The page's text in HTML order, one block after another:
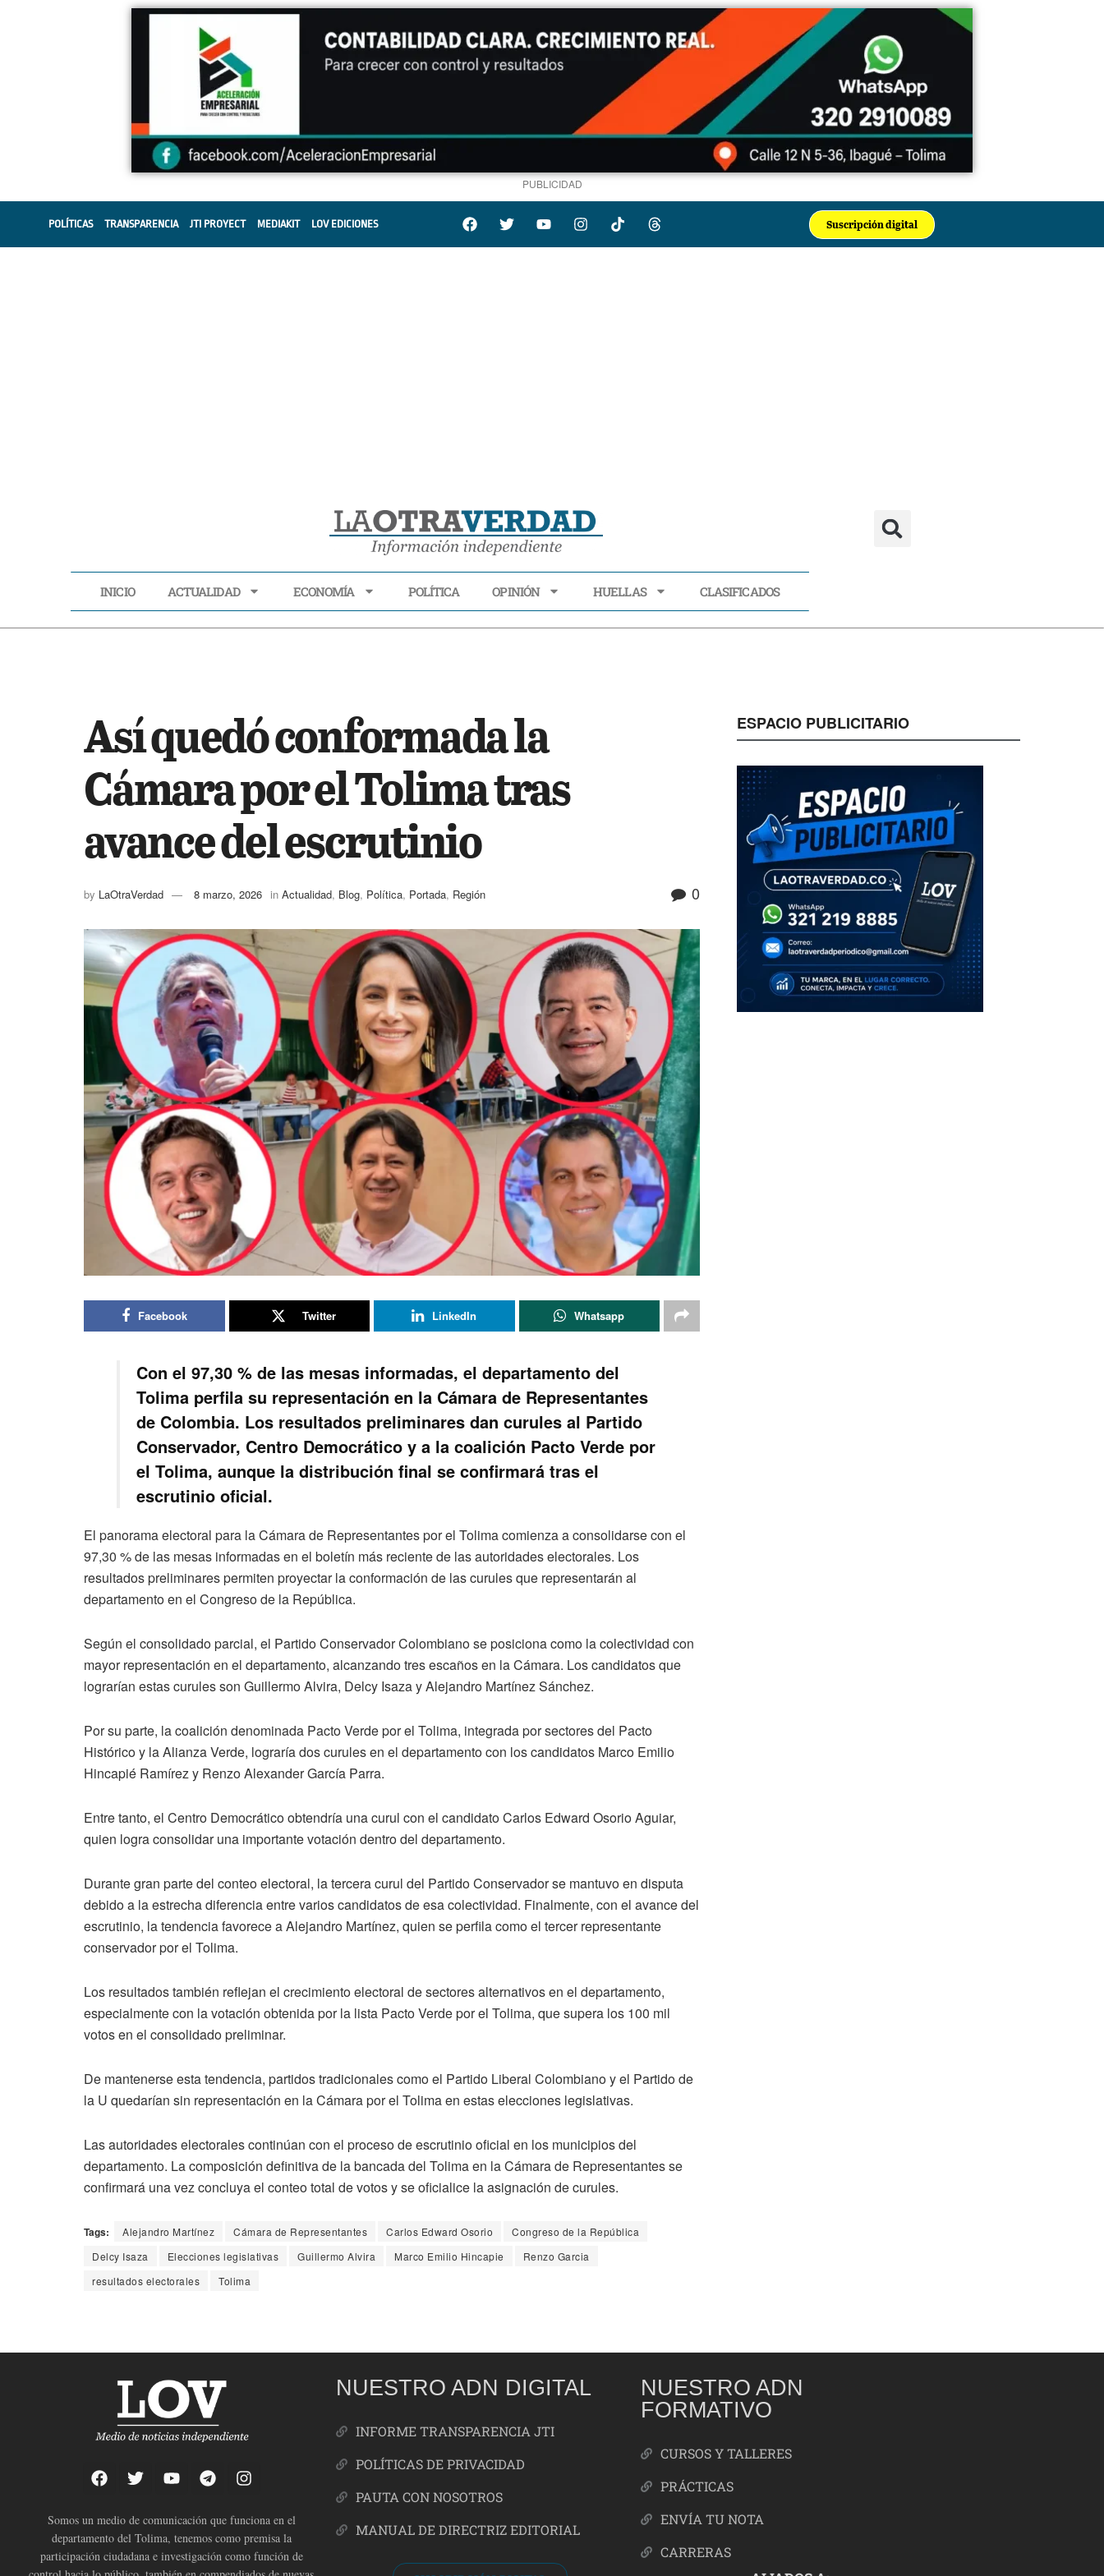
PUBLICIDAD
POLÍTICAS TRANSPARENCIA JTI PROYECT MEDIAKIT LOV EDICIONES Suscripción digital
INICIO ACTUALIDAD ECONOMÍA POLÍTICA OPINIÓN HUELLAS CLASIFICADOS
Así quedó conformada la
Cámara por el Tolima tras
avance del escrutinio
by LaOtraVerdad 8 marzo, 2026 in Actualidad, Blog, Política, Portada, Región 0
Facebook Twitter LinkedIn Whatsapp
Con el 97,30 % de las mesas informadas, el departamento del
Tolima perfila su representación en la Cámara de Representantes
de Colombia. Los resultados preliminares dan curules al Partido
Conservador, Centro Democrático y a la coalición Pacto Verde por
el Tolima, aunque la distribución final se confirmará tras el
escrutinio oficial.
El panorama electoral para la Cámara de Representantes por el Tolima comienza a consolidarse con el
97,30 % de las mesas informadas en el boletín más reciente de las autoridades electorales. Los
resultados preliminares permiten proyectar la conformación de las curules que representarán al
departamento en el Congreso de la República.
Según el consolidado parcial, el Partido Conservador Colombiano se posiciona como la colectividad con
mayor representación en el departamento, alcanzando tres escaños en la Cámara. Los candidatos que
lograrían estas curules son Guillermo Alvira, Delcy Isaza y Alejandro Martínez Sánchez.
Por su parte, la coalición denominada Pacto Verde por el Tolima, integrada por sectores del Pacto
Histórico y la Alianza Verde, lograría dos curules en el departamento con los candidatos Marco Emilio
Hincapié Ramírez y Renzo Alexander García Parra.
Entre tanto, el Centro Democrático obtendría una curul con el candidato Carlos Edward Osorio Aguiar,
quien logra consolidar una importante votación dentro del departamento.
Durante gran parte del conteo electoral, la tercera curul del Partido Conservador se mantuvo en disputa
debido a la estrecha diferencia entre varios candidatos de esa colectividad. Finalmente, con el avance del
escrutinio, la tendencia favorece a Alejandro Martínez, quien se perfila como el tercer representante
conservador por el Tolima.
Los resultados también reflejan el crecimiento electoral de sectores alternativos en el departamento,
especialmente con la votación obtenida por la lista Pacto Verde por el Tolima, que supera los 100 mil
votos en el consolidado preliminar.
De mantenerse esta tendencia, partidos tradicionales como el Partido Liberal Colombiano y el Partido de
la U quedarían sin representación en la Cámara por el Tolima en estas elecciones legislativas.
Las autoridades electorales continúan con el proceso de escrutinio oficial en los municipios del
departamento. La composición definitiva de la bancada del Tolima en la Cámara de Representantes se
confirmará una vez concluya el conteo total de votos y se oficialice la asignación de curules.
Tags: Alejandro Martínez Cámara de Representantes Carlos Edward Osorio
Congreso de la República
Delcy Isaza
Elecciones legislativas Guillermo Alvira Marco Emilio Hincapie
Renzo Garcia
resultados electorales
Tolima
ESPACIO PUBLICITARIO
Somos un medio de comunicación que funciona en el
departamento del Tolima, tenemos como premisa la
participación ciudadana e investigación como función de
NUESTRO ADN DIGITAL
INFORME TRANSPARENCIA JTI
POLÍTICAS DE PRIVACIDAD
PAUTA CON NOSOTROS
MANUAL DE DIRECTRIZ EDITORIAL
NUESTRO ADN
FORMATIVO
CURSOS Y TALLERES
PRÁCTICAS
ENVÍA TU NOTA
CARRERAS